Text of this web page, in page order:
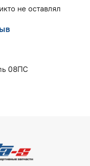
не оставлял
08ПС